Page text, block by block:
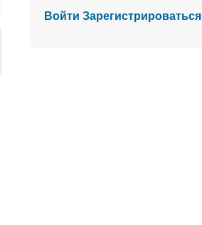
Войти Зарегистрироваться